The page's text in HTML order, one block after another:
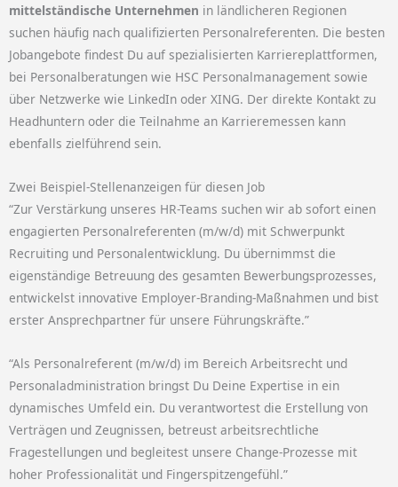
mittelständische Unternehmen in ländlicheren Regionen
suchen häufig nach qualifizierten Personalreferenten. Die besten
Jobangebote findest Du auf spezialisierten Karriereplattformen,
bei Personalberatungen wie HSC Personalmanagement sowie
über Netzwerke wie LinkedIn oder XING. Der direkte Kontakt zu
Headhuntern oder die Teilnahme an Karrieremessen kann
ebenfalls zielführend sein.
Zwei Beispiel-Stellenanzeigen für diesen Job
“Zur Verstärkung unseres HR-Teams suchen wir ab sofort einen
engagierten Personalreferenten (m/w/d) mit Schwerpunkt
Recruiting und Personalentwicklung. Du übernimmst die
eigenständige Betreuung des gesamten Bewerbungsprozesses,
entwickelst innovative Employer-Branding-Maßnahmen und bist
erster Ansprechpartner für unsere Führungskräfte.”
“Als Personalreferent (m/w/d) im Bereich Arbeitsrecht und
Personaladministration bringst Du Deine Expertise in ein
dynamisches Umfeld ein. Du verantwortest die Erstellung von
Verträgen und Zeugnissen, betreust arbeitsrechtliche
Fragestellungen und begleitest unsere Change-Prozesse mit
hoher Professionalität und Fingerspitzengefühl.”